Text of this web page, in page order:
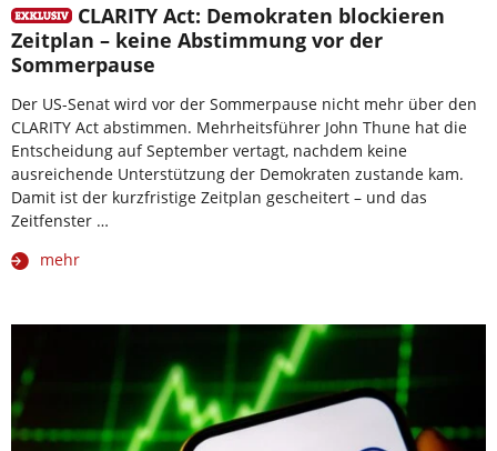
CLARITY Act: Demokraten blockieren
Zeitplan – keine Abstimmung vor der
Sommerpause
Der US-Senat wird vor der Sommerpause nicht mehr über den
CLARITY Act abstimmen. Mehrheitsführer John Thune hat die
Entscheidung auf September vertagt, nachdem keine
ausreichende Unterstützung der Demokraten zustande kam.
Damit ist der kurzfristige Zeitplan gescheitert – und das
Zeitfenster …
mehr